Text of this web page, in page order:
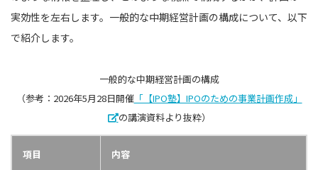
実効性を左右します。一般的な中期経営計画の構成について、以下
で紹介します。
一般的な中期経営計画の構成
（参考：2026年5月28日開催「【IPO塾】IPOのための事業計画作成」
の講演資料より抜粋）
項目 内容